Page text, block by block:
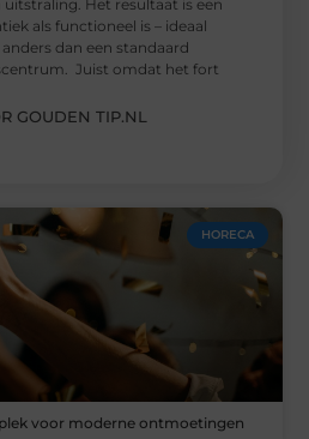
Het resultaat is een
als functioneel is – ideaal
dan een standaard
Juist omdat het fort
GOUDEN TIP.NL
HORECA
voor moderne ontmoetingen